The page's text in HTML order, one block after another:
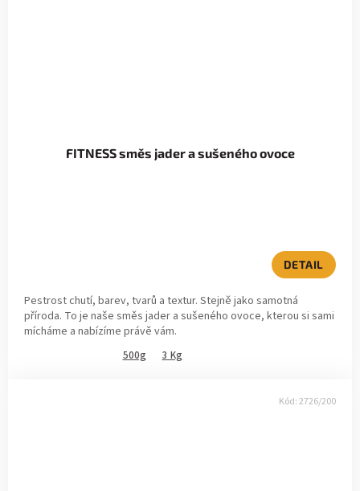
FITNESS směs jader a sušeného ovoce
DETAIL
Pestrost chutí, barev, tvarů a textur. Stejně jako samotná
příroda. To je naše směs jader a sušeného ovoce, kterou si sami
mícháme a nabízíme právě vám.
500g 3 Kg
Kód:2726/200